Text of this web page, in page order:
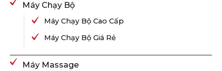
Máy Chạy Bộ
Máy Chạy Bộ Cao Cấp
Máy Chạy Bộ Giá Rẻ
Máy Massage